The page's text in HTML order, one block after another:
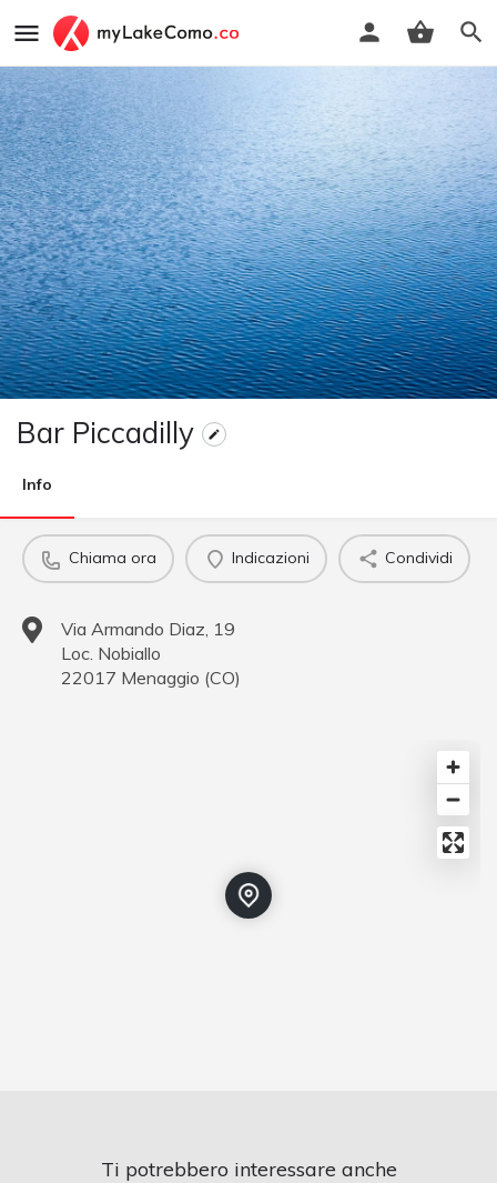
Bar Piccadilly
Info
Chiama ora Indicazioni Condividi
Via Armando Diaz, 19
Loc. Nobiallo
22017 Menaggio (CO)
Ti potrebbero interessare anche